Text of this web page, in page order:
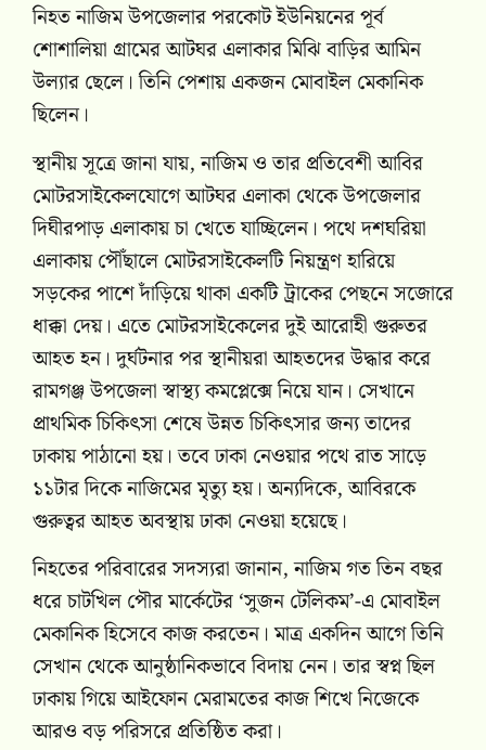
নিহত নাজিম উপজেলার পরকোট ইউনিয়নের পূর্ব
শোশালিয়া গ্রামের আটঘর এলাকার মিঝি বাড়ির আমিন
উল্যার ছেলে। তিনি পেশায় একজন মোবাইল মেকানিক
ছিলেন।
স্থানীয় সূত্রে জানা যায়, নাজিম ও তার প্রতিবেশী আবির
মোটরসাইকেলযোগে আটঘর এলাকা থেকে উপজেলার
দিঘীরপাড় এলাকায় চা খেতে যাচ্ছিলেন। পথে দশঘরিয়া
এলাকায় পৌঁছালে মোটরসাইকেলটি নিয়ন্ত্রণ হারিয়ে
সড়কের পাশে দাঁড়িয়ে থাকা একটি ট্রাকের পেছনে সজোরে
ধাক্কা দেয়। এতে মোটরসাইকেলের দুই আরোহী গুরুতর
আহত হন। দুর্ঘটনার পর স্থানীয়রা আহতদের উদ্ধার করে
রামগঞ্জ উপজেলা স্বাস্থ্য কমপ্লেক্সে নিয়ে যান। সেখানে
প্রাথমিক চিকিৎসা শেষে উন্নত চিকিৎসার জন্য তাদের
ঢাকায় পাঠানো হয়। তবে ঢাকা নেওয়ার পথে রাত সাড়ে
১১টার দিকে নাজিমের মৃত্যু হয়। অন্যদিকে, আবিরকে
গুরুত্বর আহত অবস্থায় ঢাকা নেওয়া হয়েছে।
নিহতের পরিবারের সদস্যরা জানান, নাজিম গত তিন বছর
ধরে চাটখিল পৌর মার্কেটের ‘সুজন টেলিকম’-এ মোবাইল
মেকানিক হিসেবে কাজ করতেন। মাত্র একদিন আগে তিনি
সেখান থেকে আনুষ্ঠানিকভাবে বিদায় নেন। তার স্বপ্ন ছিল
ঢাকায় গিয়ে আইফোন মেরামতের কাজ শিখে নিজেকে
আরও বড় পরিসরে প্রতিষ্ঠিত করা।